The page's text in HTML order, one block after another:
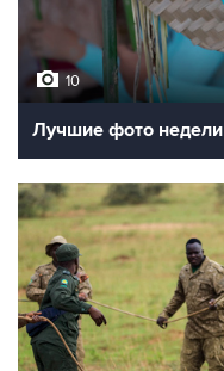
10
Лучшие фото недели